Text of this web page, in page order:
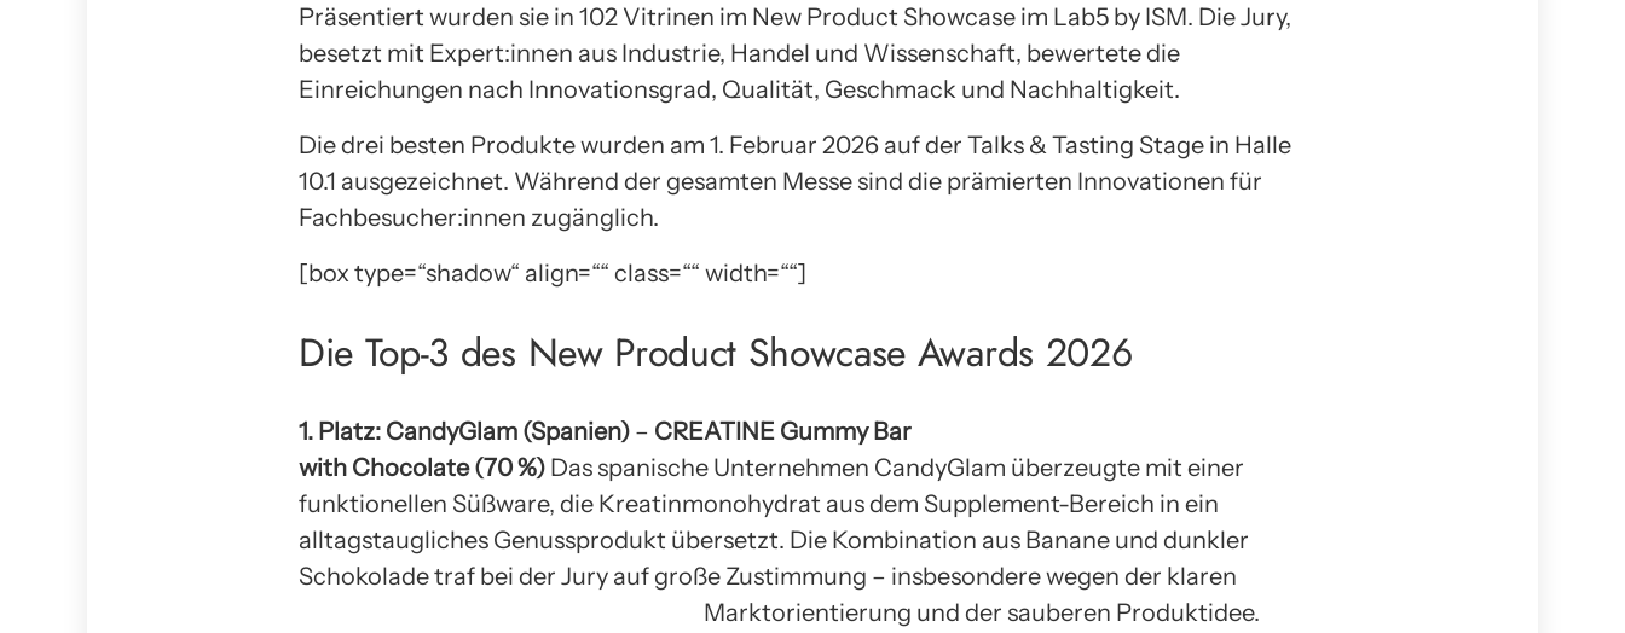
Präsentiert wurden sie in 102 Vitrinen im New Product Showcase im Lab5 by ISM. Die Jury,
besetzt mit Expert:innen aus Industrie, Handel und Wissenschaft, bewertete die
Einreichungen nach Innovationsgrad, Qualität, Geschmack und Nachhaltigkeit.
Die drei besten Produkte wurden am 1. Februar 2026 auf der Talks & Tasting Stage in Halle
10.1 ausgezeichnet. Während der gesamten Messe sind die prämierten Innovationen für
Fachbesucher:innen zugänglich.
[box type=“shadow“ align=““ class=““ width=““]
Die Top-3 des New Product Showcase Awards 2026
1. Platz: CandyGlam (Spanien) – CREATINE Gummy Bar
with Chocolate (70 %) Das spanische Unternehmen CandyGlam überzeugte mit einer
funktionellen Süßware, die Kreatinmonohydrat aus dem Supplement-Bereich in ein
alltagstaugliches Genussprodukt übersetzt. Die Kombination aus Banane und dunkler
Schokolade traf bei der Jury auf große Zustimmung – insbesondere wegen der klaren
Marktorientierung und der sauberen Produktidee.